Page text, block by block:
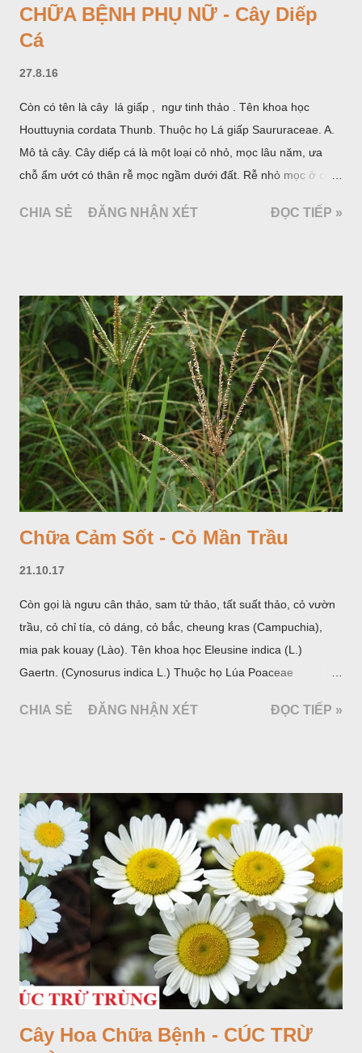
CHỮA BỆNH PHỤ NỮ - Cây Diếp
Cá
27.8.16
Còn có tên là cây lá giấp , ngư tinh thảo . Tên khoa học
Houttuynia cordata Thunb. Thuộc họ Lá giấp Saururaceae. A.
Mô tả cây. Cây diếp cá là một loại cỏ nhỏ, mọc lâu năm, ưa
chỗ ẩm ướt có thân rễ mọc ngầm dưới đất. Rễ nhỏ mọc ở các
cách, hình tim, đầu lá, hơi nhọn hay nhọn hẳn. Hoa nhỏ màu
cá. Hoa nở về mùa hạ vào các tháng 5-8. (Hình dưới).
CHIA SẺ ĐĂNG NHẬN XÉT ĐỌC TIẾP »
Chữa Cảm Sốt - Cỏ Mần Trầu
21.10.17
Còn gọi là ngưu cân thảo, sam tử thảo, tất suất thảo, cỏ vườn
trầu, cỏ chỉ tía, cỏ dáng, cỏ bắc, cheung kras (Campuchia),
mia pak kouay (Lào). Tên khoa học Eleusine indica (L.)
Gaertn. (Cynosurus indica L.) Thuộc họ Lúa Poaceae
CHIA SẺ ĐĂNG NHẬN XÉT ĐỌC TIẾP »
Cây Hoa Chữa Bệnh - CÚC TRỪ